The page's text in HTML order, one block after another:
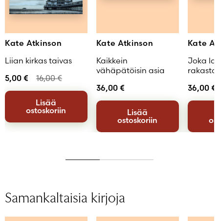
Kate Atkinson
Liian kirkas taivas
5,00 € 16,00€
Lisää
ostoskoriin
Kate Atkinson
Kaikkein
vähäpätöisin asia
36,00 €
Lisää
ostoskoriin
Kate
Joka
36,00 €
Samankaltaisia kirjoja